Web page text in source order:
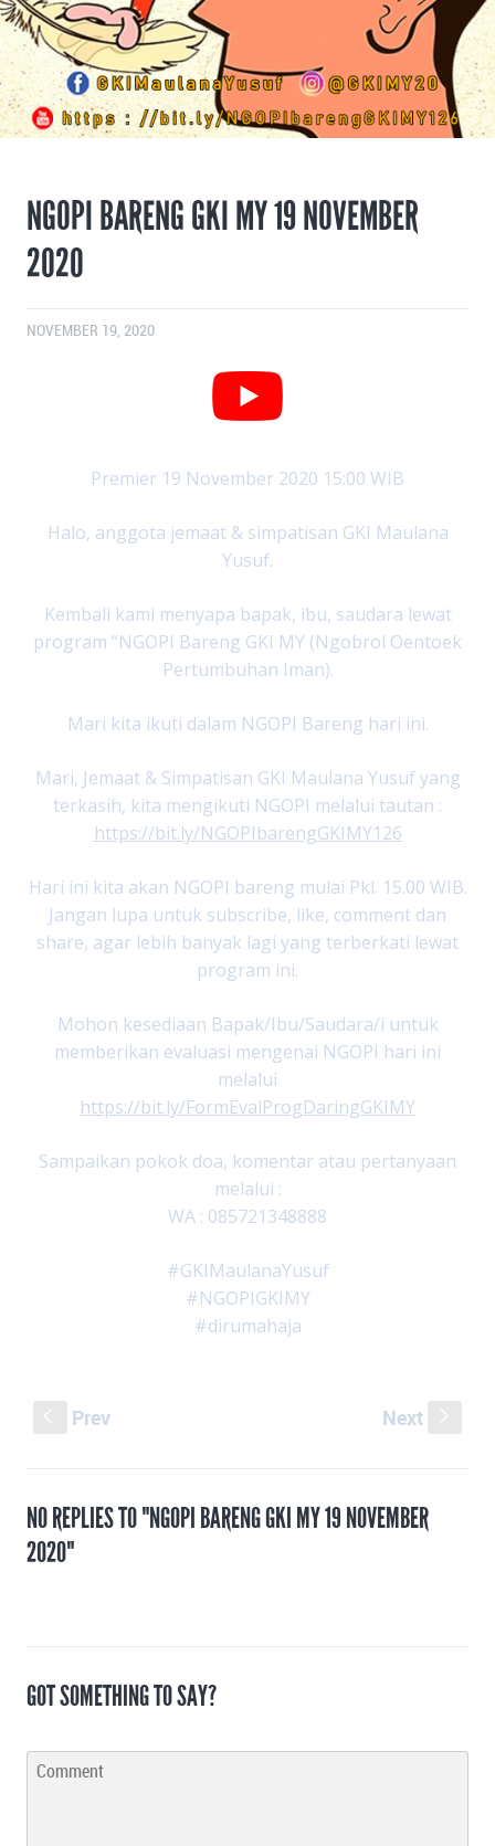
NGOPI BARENG GKI MY 19 NOVEMBER
2020
NOVEMBER 19, 2020
Premier 19 November 2020 15:00 WIB
Halo, anggota jemaat & simpatisan GKI Maulana
Yusuf.
Kembali kami menyapa bapak, ibu, saudara lewat
program “NGOPI Bareng GKI MY (Ngobrol Oentoek
Pertumbuhan Iman).
Mari kita ikuti dalam NGOPI Bareng hari ini.
Mari, Jemaat & Simpatisan GKI Maulana Yusuf yang
terkasih, kita mengikuti NGOPI melalui tautan :
https://bit.ly/NGOPIbarengGKIMY126
Hari ini kita akan NGOPI bareng mulai Pkl. 15.00 WIB.
Jangan lupa untuk subscribe, like, comment dan
share, agar lebih banyak lagi yang terberkati lewat
program ini.
Mohon kesediaan Bapak/Ibu/Saudara/i untuk
memberikan evaluasi mengenai NGOPI hari ini
melalui
https://bit.ly/FormEvalProgDaringGKIMY
Sampaikan pokok doa, komentar atau pertanyaan
melalui :
WA : 085721348888
#GKIMaulanaYusuf
#NGOPIGKIMY
#dirumahaja
Prev Next
NO REPLIES TO "NGOPI BARENG GKI MY 19 NOVEMBER
2020"
GOT SOMETHING TO SAY?